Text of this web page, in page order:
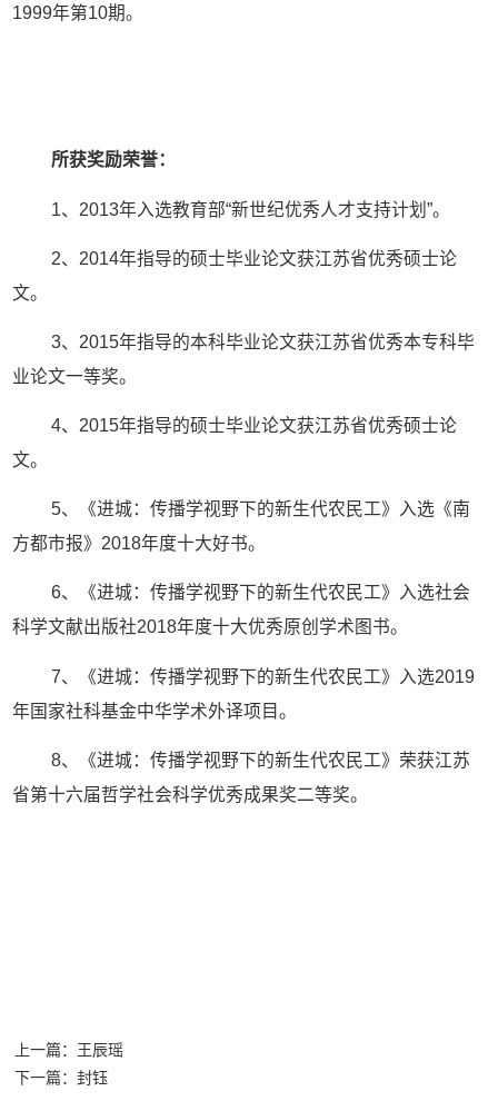
1999年第10期。
所获奖励荣誉：
1、2013年入选教育部“新世纪优秀人才支持计划”。
2、2014年指导的硕士毕业论文获江苏省优秀硕士论
文。
3、2015年指导的本科毕业论文获江苏省优秀本专科毕
业论文一等奖。
4、2015年指导的硕士毕业论文获江苏省优秀硕士论
文。
5、《进城：传播学视野下的新生代农民工》入选《南
方都市报》2018年度十大好书。
6、《进城：传播学视野下的新生代农民工》入选社会
科学文献出版社2018年度十大优秀原创学术图书。
7、《进城：传播学视野下的新生代农民工》入选2019
年国家社科基金中华学术外译项目。
8、《进城：传播学视野下的新生代农民工》荣获江苏
省第十六届哲学社会科学优秀成果奖二等奖。
上一篇：王辰瑶
下一篇：封钰